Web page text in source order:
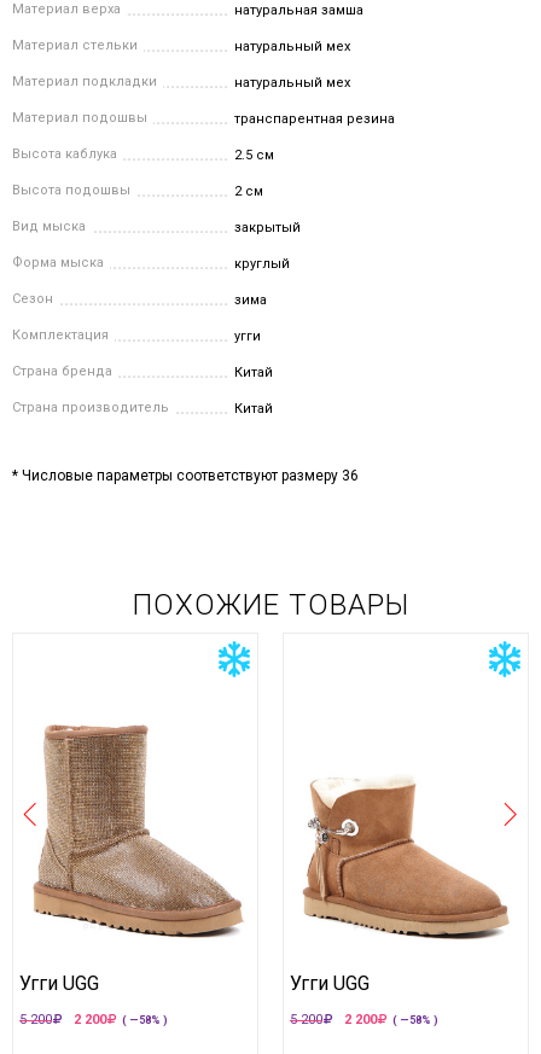
Материал верха натуральная замша
Материал стельки натуральный мех
Материал подкладки натуральный мех
Материал подошвы транспарентная резина
Высота каблука 2.5 см
Высота подошвы 2 см
Вид мыска закрытый
Форма мыска круглый
Сезон зима
Комплектация угги
Страна бренда Китай
Страна производитель Китай
* Числовые параметры соответствуют размеру 36
ПОХОЖИЕ ТОВАРЫ
Угги UGG
5 200 2 200 ( —58% )
Угги UGG
5 200 2 200 ( —58% )